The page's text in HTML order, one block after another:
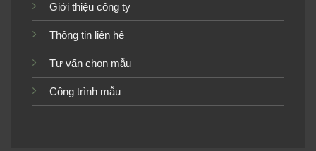
Giới thiệu công ty
Thông tin liên hệ
Tư vấn chọn mẫu
Công trình mẫu